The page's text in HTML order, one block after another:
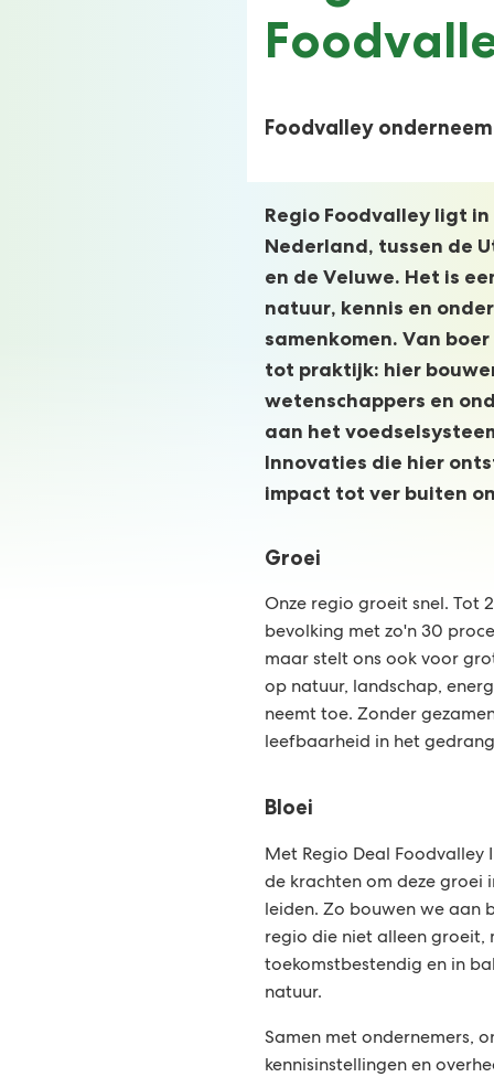
Foodvalley
Regio Foodvalley ligt
Nederland, tussen de
en de Veluwe. Het is
natuur, kennis en
samenkomen. Van
tot praktijk: hier
wetenschappers en
aan het
Innovaties die hier
impact tot ver buiten
Groei
Onze regio groeit snel. Tot
bevolking met zo'n 30
maar stelt ons ook voor
op natuur, landschap,
neemt toe. Zonder
leefbaarheid in het
Bloei
Met Regio Deal Foodvalley
de krachten om deze groei
leiden. Zo bouwen we aan
regio die niet alleen groeit,
toekomstbestendig en in
natuur.
Samen met ondernemers,
kennisinstellingen en